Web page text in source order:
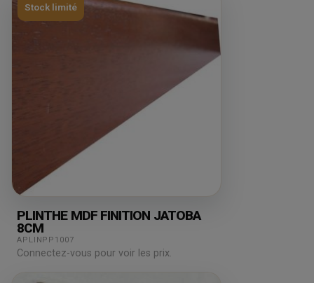
Stock limité
PLINTHE MDF FINITION JATOBA
8CM
APLINPP1007
Connectez-vous pour voir les prix.